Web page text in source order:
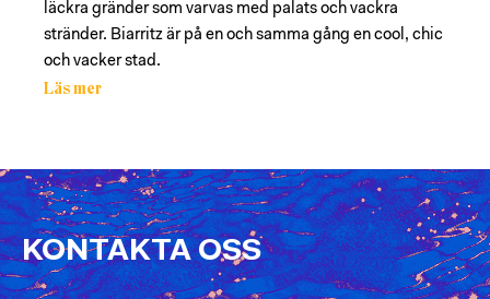
läckra gränder som varvas med palats och vackra
stränder. Biarritz är på en och samma gång en cool, chic
och vacker stad.
Läs mer
KONTAKTA OSS